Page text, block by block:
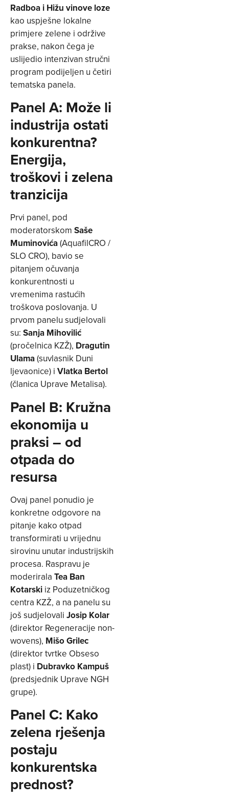
Radboa i Hižu vinove loze
kao uspješne lokalne
primjere zelene i održive
prakse, nakon čega je
uslijedio intenzivan stručni
program podijeljen u četiri
tematska panela.
Panel A: Može li
industrija ostati
konkurentna?
Energija,
troškovi i zelena
tranzicija
Prvi panel, pod
moderatorskom Saše
Muminovića(AquafilCRO /
SLO CRO), bavio se
pitanjem očuvanja
konkurentnosti u
vremenima rastućih
troškova poslovanja. U
prvom panelu sudjelovali
su: Sanja Mihovilić
(pročelnica KZŽ), Dragutin
Ulama(suvlasnik Duni
ljevaonice) i Vlatka Bertol
(članica Uprave Metalisa).
Panel B: Kružna
ekonomija u
praksi – od
otpada do
resursa
Ovaj panel ponudio je
konkretne odgovore na
pitanje kako otpad
transformirati u vrijednu
sirovinu unutar industrijskih
procesa. Raspravu je
moderirala Tea Ban
Kotarski iz Poduzetničkog
centra KZŽ, a na panelu su
još sudjelovali Josip Kolar
(direktor Regeneracije non-
wovens), Mišo Grilec
(direktor tvrtke Obseso
plast) i Dubravko Kampuš
(predsjednik Uprave NGH
grupe).
Panel C: Kako
zelena rješenja
postaju
konkurentska
prednost?